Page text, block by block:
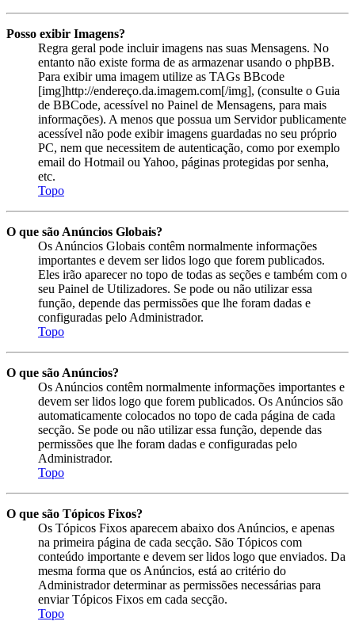
Posso exibir Imagens?
Regra geral pode incluir imagens nas suas Mensagens. No
entanto não existe forma de as armazenar usando o phpBB.
Para exibir uma imagem utilize as TAGs BBcode
[img]http://endereço.da.imagem.com[/img], (consulte o Guia
de BBCode, acessível no Painel de Mensagens, para mais
informações). A menos que possua um Servidor publicamente
acessível não pode exibir imagens guardadas no seu próprio
PC, nem que necessitem de autenticação, como por exemplo
email do Hotmail ou Yahoo, páginas protegidas por senha,
etc.
Topo
O que são Anúncios Globais?
Os Anúncios Globais contêm normalmente informações
importantes e devem ser lidos logo que forem publicados.
Eles irão aparecer no topo de todas as seções e também com o
seu Painel de Utilizadores. Se pode ou não utilizar essa
função, depende das permissões que lhe foram dadas e
configuradas pelo Administrador.
Topo
O que são Anúncios?
Os Anúncios contêm normalmente informações importantes e
devem ser lidos logo que forem publicados. Os Anúncios são
automaticamente colocados no topo de cada página de cada
secção. Se pode ou não utilizar essa função, depende das
permissões que lhe foram dadas e configuradas pelo
Administrador.
Topo
O que são Tópicos Fixos?
Os Tópicos Fixos aparecem abaixo dos Anúncios, e apenas
na primeira página de cada secção. São Tópicos com
conteúdo importante e devem ser lidos logo que enviados. Da
mesma forma que os Anúncios, está ao critério do
Administrador determinar as permissões necessárias para
enviar Tópicos Fixos em cada secção.
Topo